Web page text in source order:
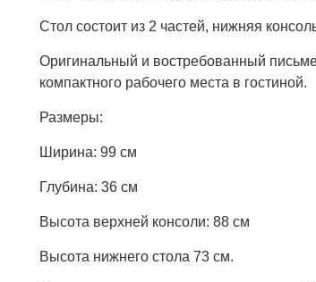
Стол состоит из 2 частей, нижняя
Оригинальный и востребованный
компактного рабочего места в гостиной.
Размеры:
Ширина: 99 см
Глубина: 36 см
Высота верхней консоли: 88 см
Высота нижнего стола 73 см.